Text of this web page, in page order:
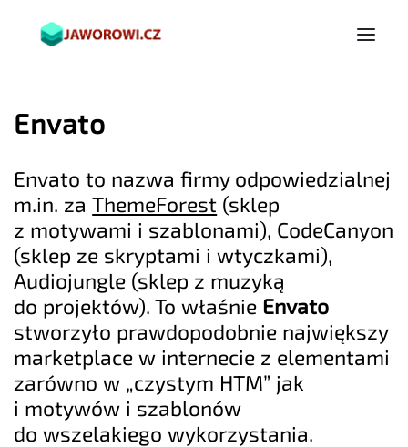
Envato
Envato to nazwa firmy odpowiedzialnej
m.in. zaThemeForest (sklep
z motywami i szablonami), CodeCanyon
(sklep ze skryptami i wtyczkami),
Audiojungle (sklep z muzyką
do projektów). To właśnie Envato
stworzyło prawdopodobnie największy
marketplace w internecie z elementami
zarówno w „czystym HTM” jak
i motywów i szablonów
do wszelakiego wykorzystania.